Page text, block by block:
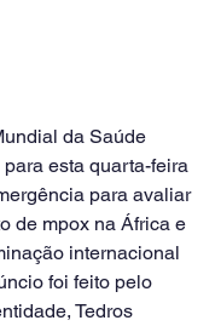
da Saúde
esta quarta-feira
para avaliar
de mpox na África e
internacional
foi feito pelo
Tedros